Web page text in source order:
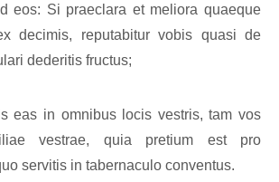
eos: Si praeclara et meliora quaeque
decimis, reputabitur vobis quasi de
dederitis fructus;
eas in omnibus locis vestris, tam vos
vestrae, quia pretium est pro
servitis in tabernaculo conventus.